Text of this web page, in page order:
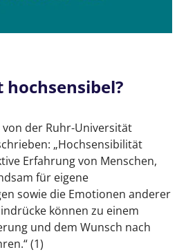
Hochsensible
mit hervorragenden Berufen
Hochsensible als
Designer, Künstlerin
Hochsensible als
hochsensibel?
der Ruhr-Universität
„Hochsensibilität
Erfahrung von Menschen,
für eigene
sowie die Emotionen anderer
können zu einem
und dem Wunsch nach
(1)